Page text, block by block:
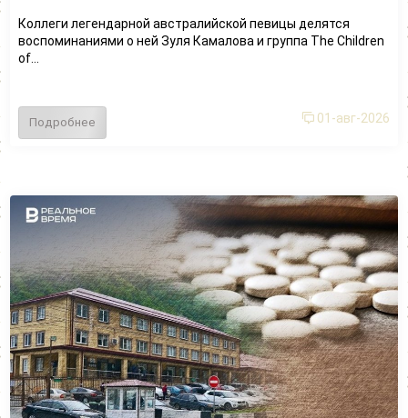
Коллеги легендарной австралийской певицы делятся
воспоминаниями о ней Зуля Камалова и группа The Children
of...
Подробнее 01-авг-2026